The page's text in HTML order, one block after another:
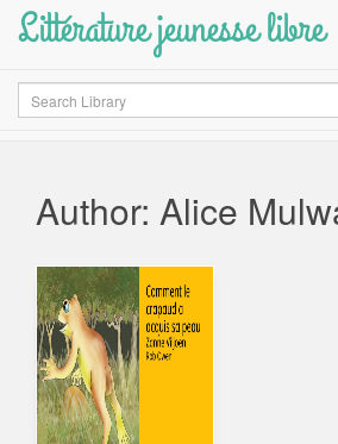
Littérature jeunesse libre
Search
Author: Alice